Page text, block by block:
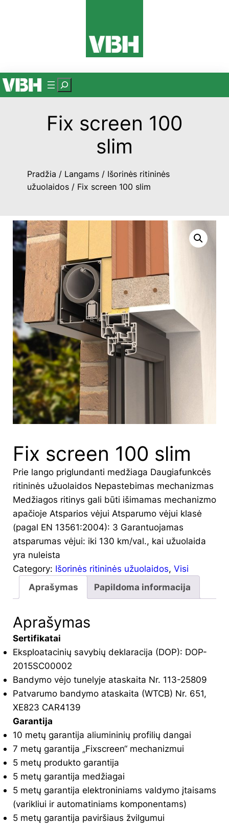
P
a
Fix screen 100
slim
Pradžia / Langams / Išorinės ritininės
užuolaidos / Fix screen 100 slim
Fix screen 100 slim
Prie lango priglundanti medžiaga Daugiafunkcės
ritininės užuolaidos Nepastebimas mechanizmas
Medžiagos ritinys gali būti išimamas mechanizmo
apačioje Atsparios vėjui Atsparumo vėjui klasė
(pagal EN 13561:2004): 3 Garantuojamas
atsparumas vėjui: iki 130 km/val., kai užuolaida
yra nuleista
Category: Išorinės ritininės užuolaidos, Visi
Aprašymas
Papildoma informacija
Aprašymas
Sertifikatai
Eksploatacinių savybių deklaracija (DOP): DOP-
2015SC00002
Bandymo vėjo tunelyje ataskaita Nr. 113-25809
Patvarumo bandymo ataskaita (WTCB) Nr. 651,
XE823 CAR4139
Garantija
10 metų garantija aliumininių profilių dangai
7 metų garantija „Fixscreen“ mechanizmui
5 metų produkto garantija
5 metų garantija medžiagai
5 metų garantija elektroniniams valdymo įtaisams
(varikliui ir automatiniams komponentams)
5 metų garantija paviršiaus žvilgumui